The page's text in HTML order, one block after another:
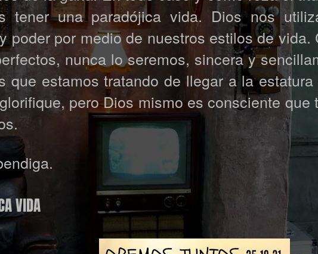
tener una paradójica vida. Dios nos
poder por medio de nuestros estilos de vida.
nunca lo seremos, sincera y
que estamos tratando de llegar a la
pero Dios mismo es consciente que
VIDA